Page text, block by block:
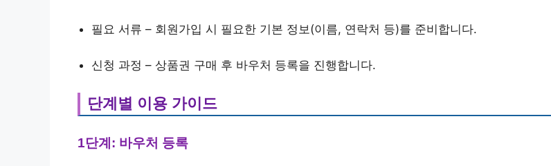
필요 서류 – 회원가입 시 필요한 기본 정보(이름, 연락처 등)를 준비합니다.
신청 과정 – 상품권 구매 후 바우처 등록을 진행합니다.
단계별 이용 가이드
1단계: 바우처 등록